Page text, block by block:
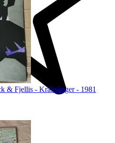
& Fjellis - Kråksånger - 1981